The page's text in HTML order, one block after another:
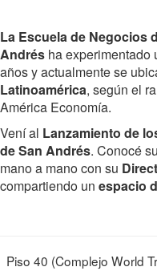
La Escuela de Negocios
Andrés ha experimentado
años y actualmente se
Latinoamérica, según el
América Economía.
Vení al Lanzamiento de
de San Andrés. Conocé
mano a mano con su
compartiendo un espacio
Piso 40 (Complejo World